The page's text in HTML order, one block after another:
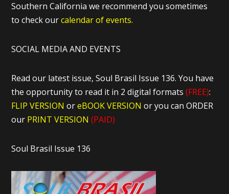
Southern California we recommend you sometimes
to check ourcalendar of events.
SOCIAL MEDIA AND EVENTS
Read our latest issue, Soul Brasil Issue 136. You have
the opportunity to read it in 2 digital formats(FREE):
FLIP VERSION oreBOOK VERSIONor you can ORDER
our PRINT VERSION (PAID)
Soul Brasil Issue 136